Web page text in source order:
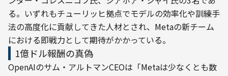
る。いずれもチューリッヒ拠点でモデルの効率化や訓練手
法の高度化に貢献してきた人材とされ、Metaの新チーム
における即戦力として期待がかかっている。
1億ドル報酬の真偽
OpenAIのサム・アルトマンCEOは「Metaは少なくとも数